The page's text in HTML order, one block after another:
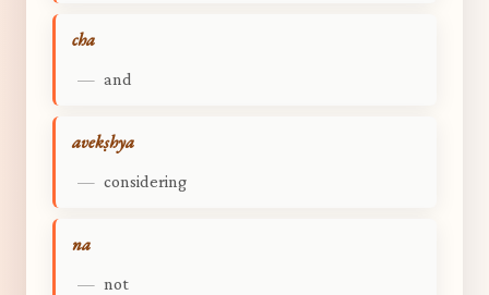
cha
— and
avekṣhya
— considering
na
— not